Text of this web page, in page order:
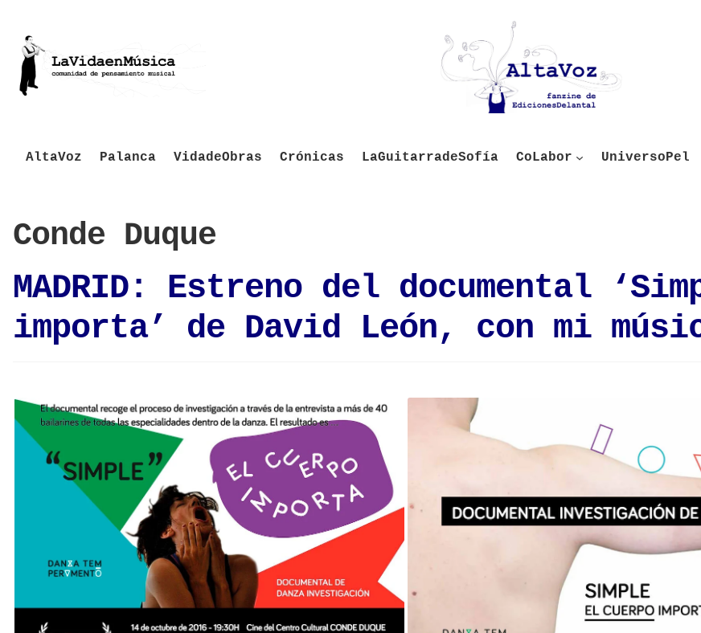
AltaVoz Palanca VidadeObras Crónicas LaGuitarradeSofía CoLabor UniversoPel
Conde Duque
MADRID: Estreno del documental
importa’ de David León, con mi